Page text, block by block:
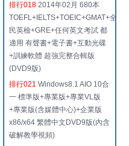
排行018 2014年02月 680本
TOEFL+IELTS+TOEIC+GMAT+全
民英檢+GRE+任何英文考試 都
適用 有聲書+電子書+互動光碟
+訓練軟體 超強完整合輯版
(DVD9版)
排行021 Windows8.1 AIO 10合
一 標準版+專業版+專業VL版
+專業版(含媒體中心)+企業版
x86/x64 繁體中文DVD9版(內含
破解教學視頻)